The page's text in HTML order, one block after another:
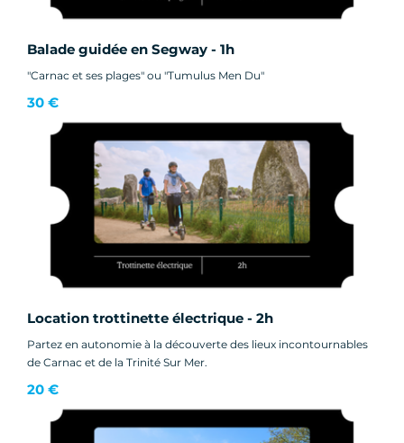
Balade guidée en Segway - 1h
"Carnac et ses plages" ou "Tumulus Men Du"
30 €
Location trottinette électrique - 2h
Partez en autonomie à la découverte des lieux incontournables
de Carnac et de la Trinité Sur Mer.
20 €